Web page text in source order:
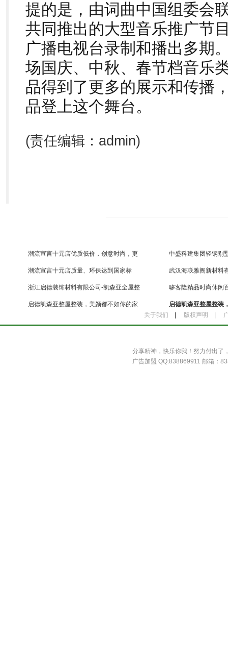
提的是，由词曲中国组委会
共同推出的大型音乐推广节
广播电视台录制和播出多期
场国庆、中秋、春节档音乐
品得到了更多的展示和传播
品登上这个舞台。
(责任编辑：admin)
潮流宣言十元店优质低价，创意时尚，更
多新
中盛科建集团轻钢别
间
潮流宣言十元店质量、环保达到国家标
准，更
武汉海联雅阁新材料
策打
浙江启德装饰材料有限公司-凯森亚全屋整
装
哆客隆精品时尚休闲
元市
启德凯森亚整屋整装，美颜都不如你的家
启德凯森亚整屋整装
关于我们 版权声明
分享精神，快乐你我！努力付出了
广告加盟 QQ:838869911 邮箱：